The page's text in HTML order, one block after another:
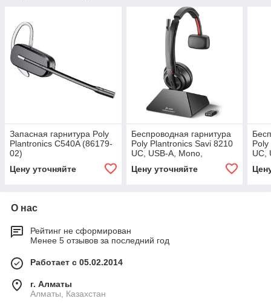
Запасная гарнитура Poly
Plantronics C540A (86179-
02)
Цену уточняйте
Беспроводная гарнитура
Poly Plantronics Savi 8210
UC, USB-A, Mono,
Цену уточняйте
UC,
О нас
Рейтинг не сформирован
Менее 5 отзывов за последний год
Работает с 05.02.2014
г. Алматы
Алматы, Казахстан